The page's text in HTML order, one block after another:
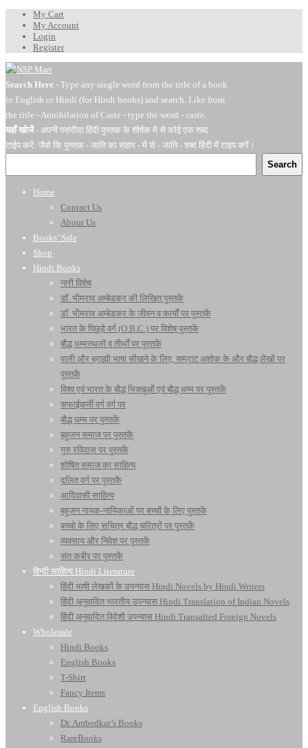
My Cart
My Account
Login
Register
Search Here - Type any single word from the title of a book
in English or Hindi (for Hindi books) and search. Like from
the title - Annihilation of Caste - type the word - caste.
यहाँ खोजें- अपनी पसंदीदा हिंदी पुस्तक के शीर्षक में से कोई एक शब्द
टाईप करें: जैसे कि पुस्तक - जाति का संहार - में से - जाति - शब्द हिंदी में टाइप करें।
Search
Home
Contact Us
About Us
Books’ Sale
Shop
Hindi Books
नारी विशेष
डॉ. भीमराव अम्बेडकर की लिखित पुस्तकें
डॉ. भीमराव अम्बेडकर के जीवन व कार्यों पर पुस्तकें
भारत के पिछड़े वर्ग (O.B.C.) पर विशेष पुस्तकें
बौद्ध धम्मस्थलों व तीर्थों पर पुस्तकें
पाली और ब्राह्मी भाषा सीखने के लिए, सम्राट अशोक के और बौद्ध लेखों पर
पुस्तकें
विश्व एवं भारत के बौद्ध भिक्खुओं एवं बौद्ध धम्म पर पुस्तकें
सफाईकर्मी वर्ग वर्ग पर
बौद्ध धम्म पर पुस्तकें
बहुजन समाज पर पुस्तकें
गुरु रविदास पर पुस्तकें
शोषित समाज का साहित्य
दलित वर्ग पर पुस्तकें
आदिवासी साहित्य
बहुजन नायक-नायिकाओं पर बच्चों के लिए पुस्तकें
बच्चो के लिए सचित्र बौद्ध चरित्रों पर पुस्तकें
व्यवसाय और निवेश पर पुस्तकें
संत कबीर पर पुस्तकें
हिन्दी साहित्य Hindi Literature
हिंदी भाषी लेखकों के उपन्यास Hindi Novels by Hindi Writers
हिंदी अनुवादित भारतीय उपन्यास Hindi Translation of Indian Novels
हिंदी अनुवादित विदेशी उपन्यास Hindi Transalted Foreign Novels
Wholesale
Hindi Books
English Books
T-Shirt
Fancy Items
English Books
Dr. Ambedkar’s Books
RareBooks